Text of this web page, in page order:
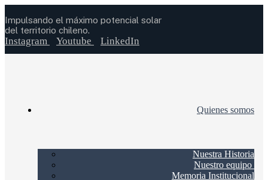
Impulsando el máximo potencial solar
del territorio chileno.
Instagram Youtube LinkedIn
Quienes somos
Nuestra Historia
Nuestro equipo
Memoria Institucional